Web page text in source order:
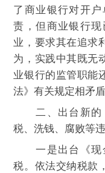
了商业银行对开
责，但商业银行
业，要求其在追求
为，实践中其既无
业银行的监管职能
法》有关规定相矛盾
二、出台新的
税、洗钱、腐败等
一是出台《现
税。依法交纳税款